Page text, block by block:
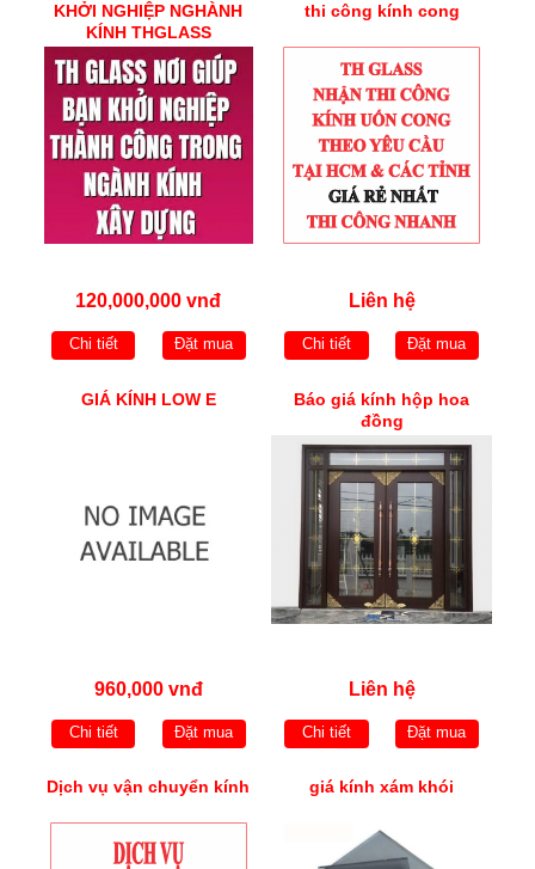
KHỞI NGHIỆP NGHÀNH
KÍNH THGLASS
120,000,000 vnđ
Chi tiết Đặt mua
thi công kính cong
Liên hệ
Chi tiết Đặt mua
GIÁ KÍNH LOW E
960,000 vnđ
Chi tiết Đặt mua
Báo giá kính hộp hoa
đồng
Liên hệ
Chi tiết Đặt mua
Dịch vụ vận chuyển kính giá kính xám khói